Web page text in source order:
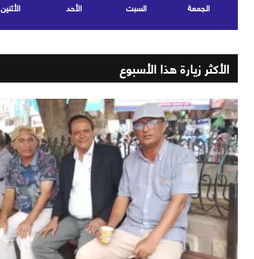
الجمعة السبت الأحد الأثنين
الأكثر زيارة هذا الأسبوع